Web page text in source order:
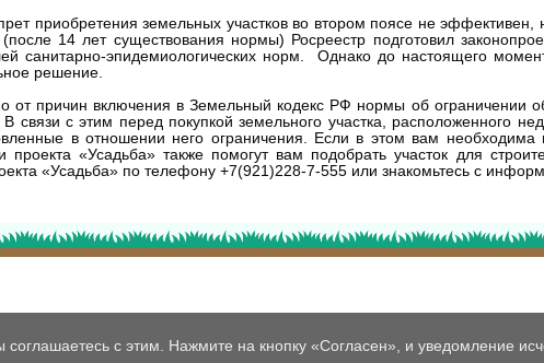
приобретения земельных участков во втором поясе не
14 лет существования нормы) Росреестр подготовил
санитарно-эпидемиологических норм. Однако до настоящего
решение.
от причин включения в Земельный кодекс РФ нормы об ограничении
В связи с этим перед покупкой земельного участка, расположенного
в отношении него ограничения. Если в этом вам
проекта «Усадьба» также помогут вам подобрать участок для
«Усадьба» по телефону +7(921)228-7-555 или знакомьтесь с
с этим. Нажмите на кнопку «Согласен», и уведомление